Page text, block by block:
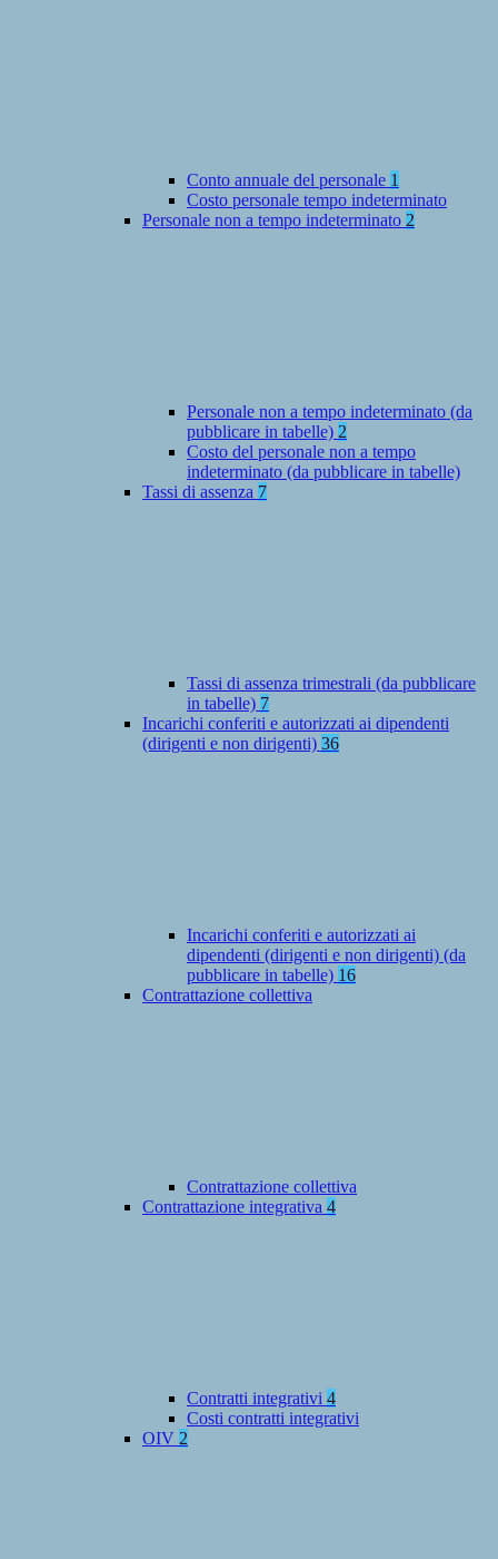
Conto annuale del personale 1
Costo personale tempo indeterminato
Personale non a tempo indeterminato 2
Personale non a tempo indeterminato (da
pubblicare in tabelle) 2
Costo del personale non a tempo
indeterminato (da pubblicare in tabelle)
Tassi di assenza 7
Tassi di assenza trimestrali (da pubblicare
in tabelle) 7
Incarichi conferiti e autorizzati ai dipendenti
(dirigenti e non dirigenti) 36
Incarichi conferiti e autorizzati ai
dipendenti (dirigenti e non dirigenti) (da
pubblicare in tabelle) 16
Contrattazione collettiva
Contrattazione collettiva
Contrattazione integrativa 4
Contratti integrativi 4
Costi contratti integrativi
OIV 2